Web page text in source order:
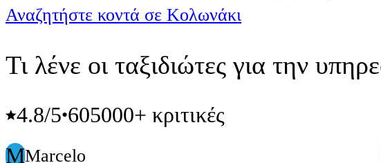
Αναζητήστε κοντά σε Κολωνάκι
Τι λένε οι ταξιδιώτες για την
4.8/5•605000+ κριτικές
MMarcelo